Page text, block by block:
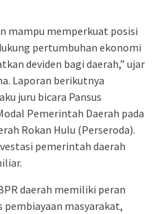
mampu memperkuat posisi
pertumbuhan ekonomi
deviden bagi daerah,” ujar
Laporan berikutnya
juru bicara Pansus
Pemerintah Daerah pada
Rokan Hulu (Perseroda).
pemerintah daerah
daerah memiliki peran
masyarakat,